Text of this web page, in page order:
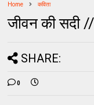
Home कविता
जीवन की सदी //
SHARE:
0